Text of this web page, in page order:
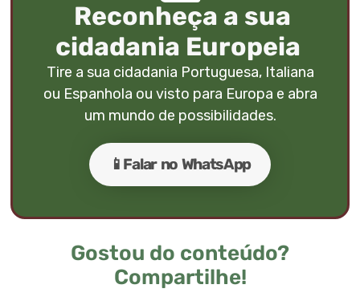
Reconheça a sua
cidadania Europeia
Tire a sua cidadania Portuguesa, Italiana
ou Espanhola ou visto para Europa e abra
um mundo de possibilidades.
📱Falar no WhatsApp
Gostou do conteúdo?
Compartilhe!